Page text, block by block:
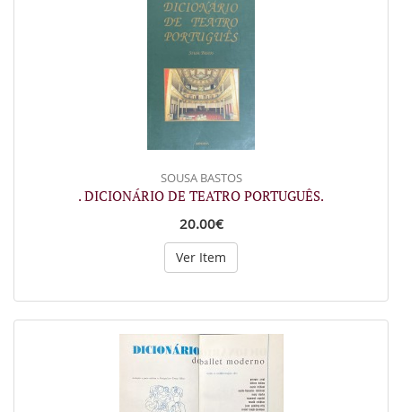
SOUSA BASTOS
. DICIONÁRIO DE TEATRO PORTUGUÊS.
20.00€
Ver Item